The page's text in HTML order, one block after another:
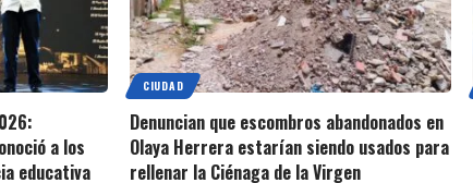
a los
educativa
CIUDAD
Denuncian que escombros abandonados en
Olaya Herrera estarían siendo usados para
rellenar la Ciénaga de la Virgen